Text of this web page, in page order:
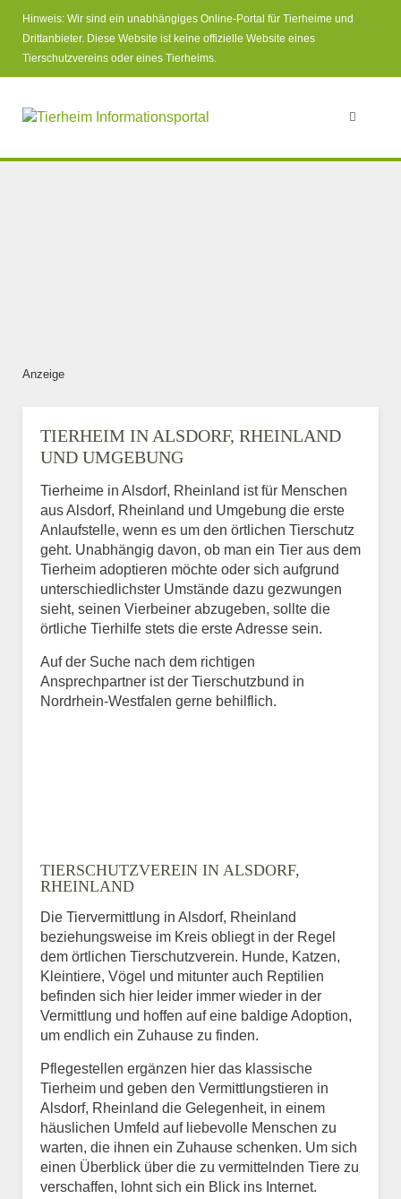
Hinweis: Wir sind ein unabhängiges Online-Portal für Tierheime und
Drittanbieter. Diese Website ist keine offizielle Website eines
Tierschutzvereins oder eines Tierheims.
Anzeige
TIERHEIM IN ALSDORF, RHEINLAND
UND UMGEBUNG
Tierheime in Alsdorf, Rheinland ist für Menschen
aus Alsdorf, Rheinland und Umgebung die erste
Anlaufstelle, wenn es um den örtlichen Tierschutz
geht. Unabhängig davon, ob man ein Tier aus dem
Tierheim adoptieren möchte oder sich aufgrund
unterschiedlichster Umstände dazu gezwungen
sieht, seinen Vierbeiner abzugeben, sollte die
örtliche Tierhilfe stets die erste Adresse sein.
Auf der Suche nach dem richtigen
Ansprechpartner ist der Tierschutzbund in
Nordrhein-Westfalen gerne behilflich.
TIERSCHUTZVEREIN IN ALSDORF,
RHEINLAND
Die Tiervermittlung in Alsdorf, Rheinland
beziehungsweise im Kreis obliegt in der Regel
dem örtlichen Tierschutzverein. Hunde, Katzen,
Kleintiere, Vögel und mitunter auch Reptilien
befinden sich hier leider immer wieder in der
Vermittlung und hoffen auf eine baldige Adoption,
um endlich ein Zuhause zu finden.
Pflegestellen ergänzen hier das klassische
Tierheim und geben den Vermittlungstieren in
Alsdorf, Rheinland die Gelegenheit, in einem
häuslichen Umfeld auf liebevolle Menschen zu
warten, die ihnen ein Zuhause schenken. Um sich
einen Überblick über die zu vermittelnden Tiere zu
verschaffen, lohnt sich ein Blick ins Internet.